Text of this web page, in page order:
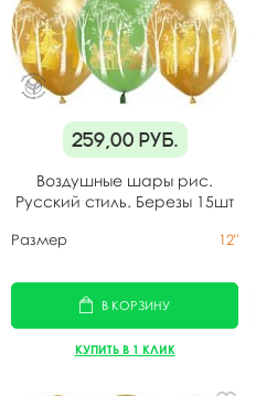
259,00 руб.
Воздушные шары рис.
Русский стиль. Березы 15шт
Размер 12"
В КОРЗИНУ
КУПИТЬ В 1 КЛИК